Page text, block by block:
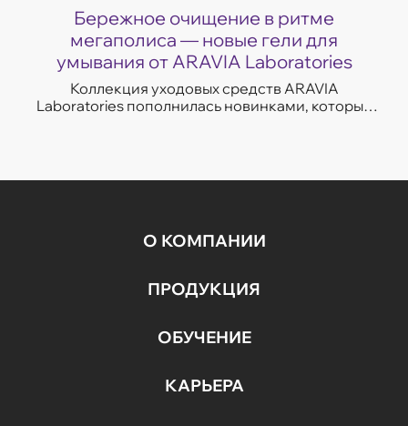
Бережное очищение в ритме
мегаполиса — новые гели для
умывания от ARAVIA Laboratories
Коллекция уходовых средств ARAVIA
Laboratories пополнилась новинками, которые
О КОМПАНИИ
ПРОДУКЦИЯ
ОБУЧЕНИЕ
КАРЬЕРА